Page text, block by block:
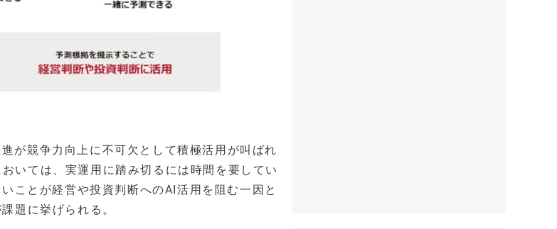
が競争力向上に不可欠として積極活用が叫ばれ
いては、実運用に踏み切るには時間を要してい
ことが経営や投資判断へのAI活用を阻む一因と
題に挙げられる。